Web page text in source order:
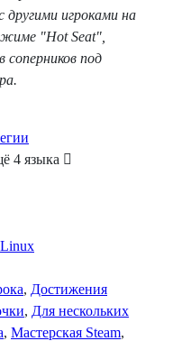
другими игроками на
"Hot Seat",
соперников под
4 языка
Linux
, Достижения
, Для нескольких
, Мастерская Steam,